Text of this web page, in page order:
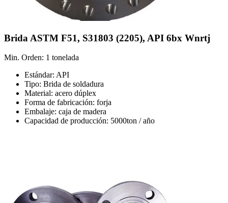
Brida ASTM F51, S31803 (2205), API 6bx Wnrtj
Min. Orden: 1 tonelada
Estándar: API
Tipo: Brida de soldadura
Material: acero dúplex
Forma de fabricación: forja
Embalaje: caja de madera
Capacidad de producción: 5000ton / año